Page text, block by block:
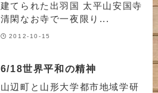
建てられた出羽国 太平山安国寺
清閑なお寺で一夜限り...
2012-10-15
6/18世界平和の精神
山辺町と山形大学都市地域学研